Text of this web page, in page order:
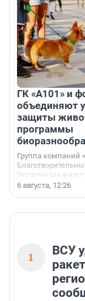
ГК «А101» и
объединяют
защиты
программы
Группа компаний
бездомным
заключили
6 августа, 12:26
1
ВСУ